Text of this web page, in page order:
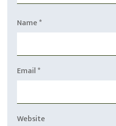
Name*
Email*
Website